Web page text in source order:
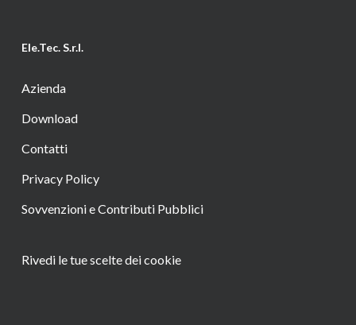
Ele.Tec. S.r.l.
Azienda
Download
Contatti
Privacy Policy
Sovvenzioni e Contributi Pubblici
Rivedi le tue scelte dei cookie